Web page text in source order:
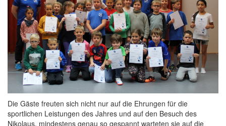
Die Gäste freuten sich nicht nur auf die Ehrungen für die
sportlichen Leistungen des Jahres und auf den Besuch des
Nikolaus, mindestens genau so gespannt warteten sie auf die